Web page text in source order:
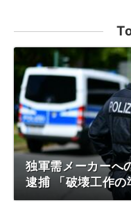
独軍需メーカーへ
逮捕 「破壊工作の